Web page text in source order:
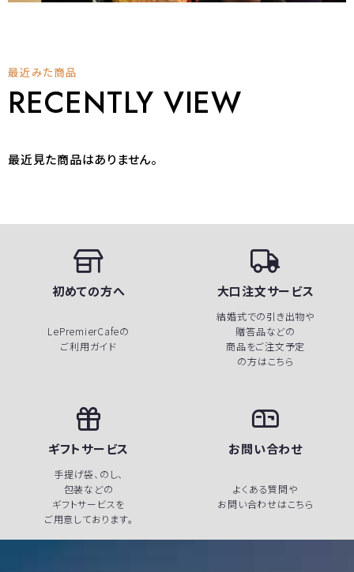
最近みた商品
RECENTLY VIEW
最近見た商品はありません。
初めての方へ
LePremierCafeの
ご利用ガイド
大口注文サービス
結婚式での引き出物や
贈答品などの
商品をご注文予定
の方はこちら
ギフトサービス
手提げ袋、のし、
包装などの
ギフトサービスを
ご用意しております。
お問い合わせ
よくある質問や
お問い合わせはこちら